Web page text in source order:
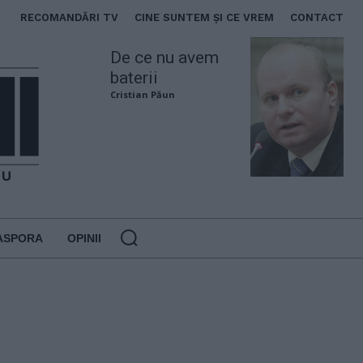
RECOMANDĂRI TV CINE SUNTEM ȘI CE VREM CONTACT
De ce nu avem
baterii
Cristian Păun
OPINII